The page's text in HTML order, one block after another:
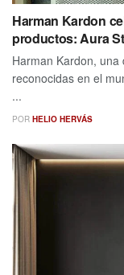
Harman Kardon
productos: Aura
Harman Kardon,
reconocidas en el
...
POR HELIO HERVÁS